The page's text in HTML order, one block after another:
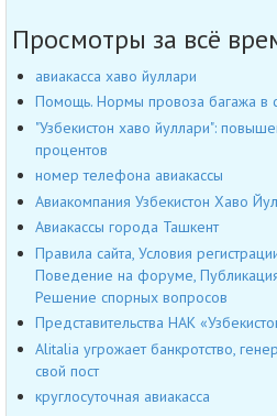
Просмотры за всё
авиакасса хаво йуллари
Помощь. Нормы провоза багажа в
"Узбекистон хаво йуллари":
процентов
номер телефона авиакассы
Авиакомпания Узбекистон Хаво
Авиакассы города Ташкент
Правила сайта, Условия
Поведение на форуме,
Решение спорных вопросов
Представительства НАК
Alitalia угрожает банкротство,
свой пост
круглосуточная авиакасса